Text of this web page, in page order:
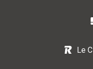
Le